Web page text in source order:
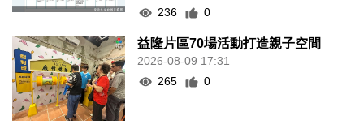
236
0
益隆片區70場活動打造親子空間
2026-08-09 17:31
265
0